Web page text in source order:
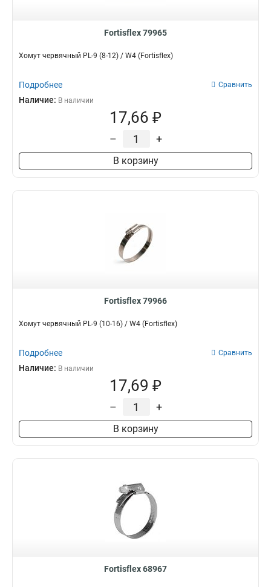
Fortisflex 79965
Хомут червячный PL-9 (8-12) / W4 (Fortisflex)
Подробнее Сравнить
Наличие: В наличии
17,66 ₽
– +
В корзину
Fortisflex 79966
Хомут червячный PL-9 (10-16) / W4 (Fortisflex)
Подробнее Сравнить
Наличие: В наличии
17,69 ₽
– +
В корзину
Fortisflex 68967